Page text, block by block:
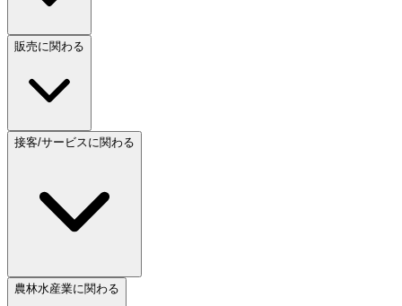
販売に関わる
接客/サービスに関わる
農林水産業に関わる